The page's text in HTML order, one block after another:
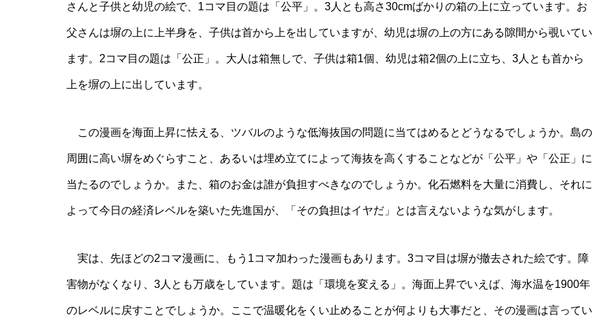
さんと子供と幼児の絵で、1コマ目の題は「公平」。3人とも高さ30cmばかりの箱の上に立っています。お
父さんは塀の上に上半身を、子供は首から上を出していますが、幼児は塀の上の方にある隙間から覗いてい
ます。2コマ目の題は「公正」。大人は箱無しで、子供は箱1個、幼児は箱2個の上に立ち、3人とも首から
上を塀の上に出しています。
この漫画を海面上昇に怯える、ツバルのような低海抜国の問題に当てはめるとどうなるでしょうか。島の
周囲に高い塀をめぐらすこと、あるいは埋め立てによって海抜を高くすることなどが「公平」や「公正」に
当たるのでしょうか。また、箱のお金は誰が負担すべきなのでしょうか。化石燃料を大量に消費し、それに
よって今日の経済レベルを築いた先進国が、「その負担はイヤだ」とは言えないような気がします。
実は、先ほどの2コマ漫画に、もう1コマ加わった漫画もあります。3コマ目は塀が撤去された絵です。障
害物がなくなり、3人とも万歳をしています。題は「環境を変える」。海面上昇でいえば、海水温を1900年
のレベルに戻すことでしょうか。ここで温暖化をくい止めることが何よりも大事だと、その漫画は言ってい